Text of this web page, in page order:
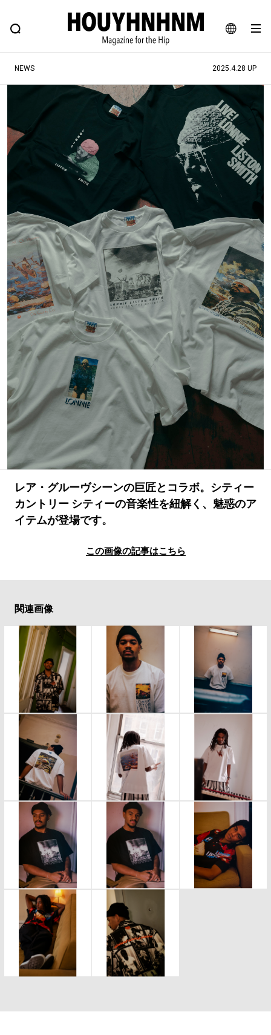
JA
EN
FEATURE BLOG SNAP
ヒップなファッション、カルチャー、ライフスタイルWEBマガジン
#注目のタグ
#SHOPPING ADDICT #憧れの逸品
#ESSENTIAL DESIGNS #古着サミット
#NEW VINTAGE #マイナーグッド図鑑
#MONTHLY JOURNAL
#GH 銘品の所以 #フイナムのYouTube
#Commune H #FOCUS IT #AH.H
#ととけん #FASHION #MUSIC #MOVIE
#LIFESTYLE #SNEAKER #OUTDOOR
#SPORTS #HANDSOME HANDBOOK
NEWS 2025.4.28 UP
レア・グルーヴシーンの巨匠とコラボ。シティー
カントリー シティーの音楽性を紐解く、魅惑のア
イテムが登場です。
この画像の記事はこちら
関連画像